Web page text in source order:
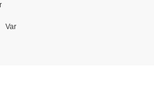
Var
ürün açıklamalarında ve diğer